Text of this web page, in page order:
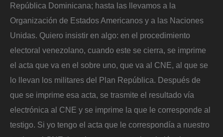
República Dominicana; hasta las llevamos a la
Organización de Estados Americanos y a las Naciones
Unidas. Quiero insistir en algo: en el procedimiento
electoral venezolano, cuando este se cierra, se imprime
el acta que va en el sobre uno, que va al CNE, al que se
lo llevan los militares del Plan República. Después de
que se imprime esa acta, se trasmite el resultado vía
electrónica al CNE y se imprime la que le corresponde al
testigo. Si yo tengo el acta que le correspondía a nuestro